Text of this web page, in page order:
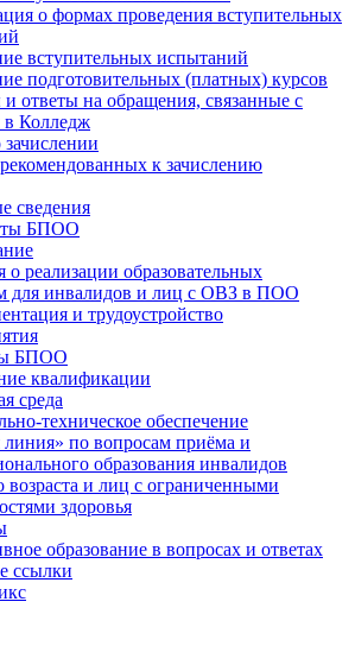
о формах проведения вступительных
вступительных испытаний
подготовительных (платных) курсов
ответы на обращения, связанные с
Колледж
к зачислению
сведения
БПОО
о реализации образовательных
для инвалидов и лиц с ОВЗ в ПОО
и трудоустройство
БПОО
квалификации
среда
техническое обеспечение
линия» по вопросам приёма и
образования инвалидов
возраста и лиц с ограниченными
здоровья
образование в вопросах и ответах
ссылки